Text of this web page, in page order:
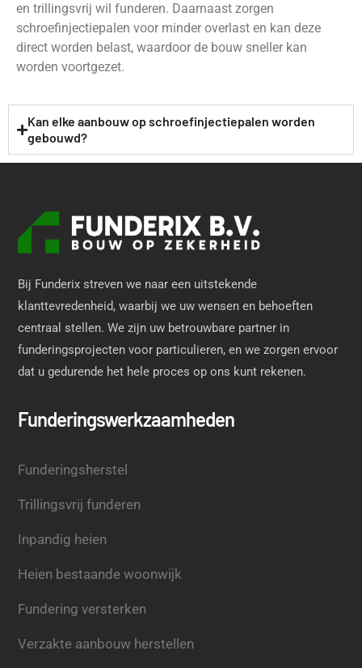
en trillingsvrij wil funderen. Daarnaast zorgen
schroefinjectiepalen voor minder overlast en kan deze
direct worden belast, waardoor de bouw sneller kan
worden voortgezet.
Kan elke aanbouw op schroefinjectiepalen worden
gebouwd?
Bij Funderix streven we naar een uitstekende
klanttevredenheid, waarbij we uw wensen en behoeften
centraal stellen. We zijn uw betrouwbare partner in
funderingsprojecten voor particulieren, en we zorgen ervoor
dat u gedurende het hele proces op ons kunt rekenen.
Funderingswerkzaamheden
Funderingsherstel
Trillingsvrij funderen
Inpandig heien
Heien bestaande woonwijk
Fundering versterken
Verzakte aanbouw herstellen